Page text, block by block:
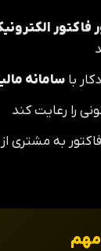
فاکتور
با سامانه
را رعایت کند